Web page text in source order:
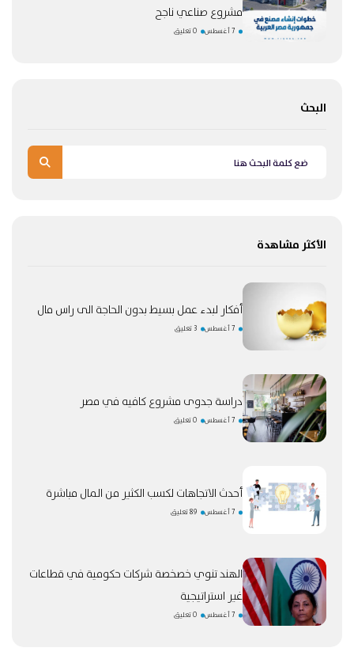
مشروع صناعي ناجح
7 أغسطس 0 تعليق
البحث
الأكثر مشاهدة
أفكار لبدء عمل بسيط بدون الحاجة الى راس مال
7 أغسطس 3 تعليق
دراسة جدوى مشروع كافيه في مصر
7 أغسطس 0 تعليق
أحدث الاتجاهات لكسب الكثير من المال مباشرة
7 أغسطس 89 تعليق
الهند تنوي خصخصة شركات حكومية في قطاعات
غير استراتيجية
7 أغسطس 0 تعليق